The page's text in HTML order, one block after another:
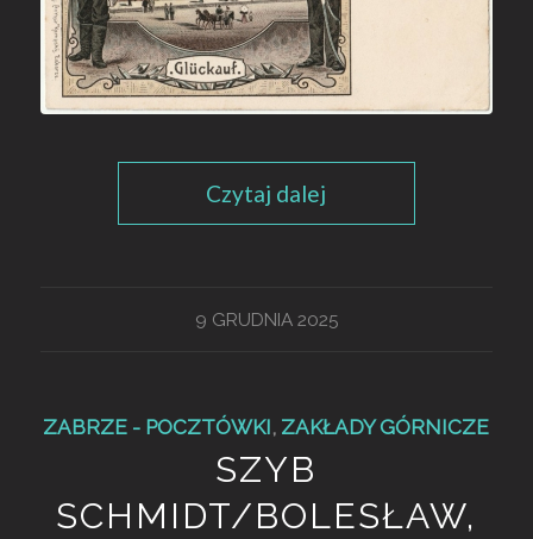
Czytaj dalej
9 GRUDNIA 2025
ZABRZE - POCZTÓWKI, ZAKŁADY GÓRNICZE
SZYB
SCHMIDT/BOLESŁAW,